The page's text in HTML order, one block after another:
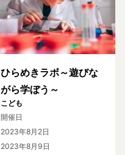
ひらめきラボ～遊びな
がら学ぼう～
こども
開催日
2023年8月2日
2023年8月9日